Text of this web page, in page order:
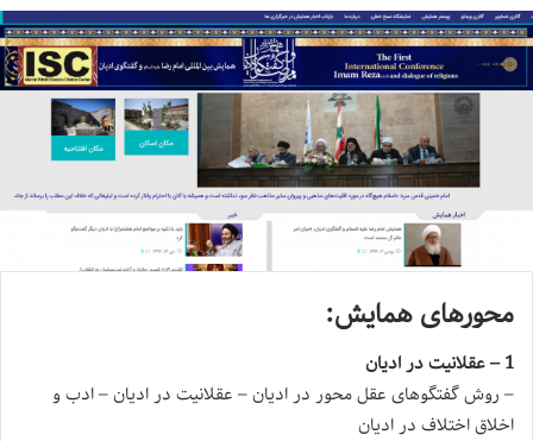
محورهای همایش:
1 – عقلانیت در ادیان
– روش گفتگوهای عقل محور در ادیان – عقلانیت در ادیان – ادب و
اخلاق اختلاف در ادیان